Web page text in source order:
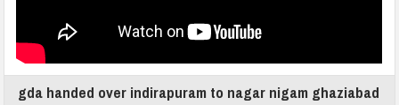
gda handed over indirapuram to nagar nigam ghaziabad